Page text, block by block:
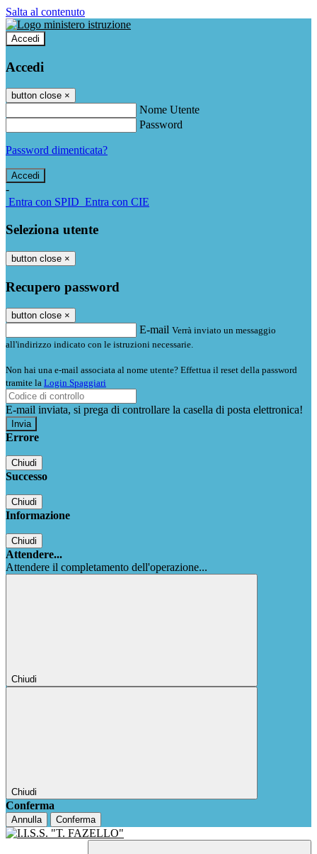
Salta al contenuto
Accedi
Accedi
button close ×
Nome Utente
Password
Password dimenticata?
-
Entra con SPID Entra con CIE
Seleziona utente
button close ×
Recupero password
button close ×
E-mail Verrà inviato un messaggio
all'indirizzo indicato con le istruzioni necessarie.
Non hai una e-mail associata al nome utente? Effettua il reset della password
tramite la Login Spaggiari
E-mail inviata, si prega di controllare la casella di posta elettronica!
Errore
Chiudi
Successo
Chiudi
Informazione
Chiudi
Attendere...
Attendere il completamento dell'operazione...
Chiudi
Chiudi
Conferma
Annulla Conferma